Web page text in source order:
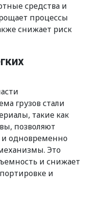
средства и
процессы
снижает риск
грузов стали
такие как
позволяют
и одновременно
Это
и снижает
и